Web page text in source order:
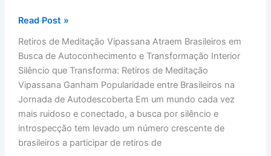
Retiros
Brasileiros
Autoconhecimento
Read Post »
Retiros de Meditação Vipassana Atraem Brasileiros em
Busca de Autoconhecimento e Transformação Interior
Silêncio que Transforma: Retiros de Meditação
Vipassana Ganham Popularidade entre Brasileiros na
Jornada de Autodescoberta Em um mundo cada vez
mais ruidoso e conectado, a busca por silêncio e
introspecção tem levado um número crescente de
brasileiros a participar de retiros de